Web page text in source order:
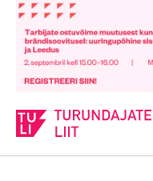
Sisesta märksõna